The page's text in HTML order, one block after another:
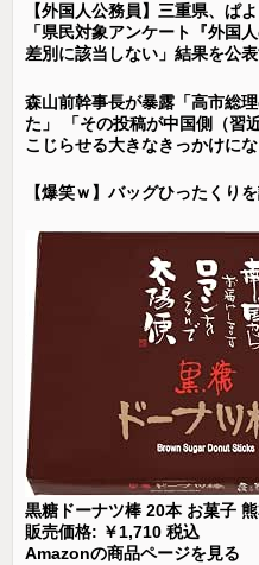
【外国人公務員】三重県、ぱ
「県民対象アンケート『外国
差別に該当しない」結果を公
森山前幹事長が暴露「高市総
た」 「その投稿が中国側（習
こじらせる大きなきっかけにな
【爆笑ｗ】バッグひったくり
黒糖ドーナツ棒 20本 お菓子
販売価格: ￥1,710 税込
Amazonの商品ページを見る